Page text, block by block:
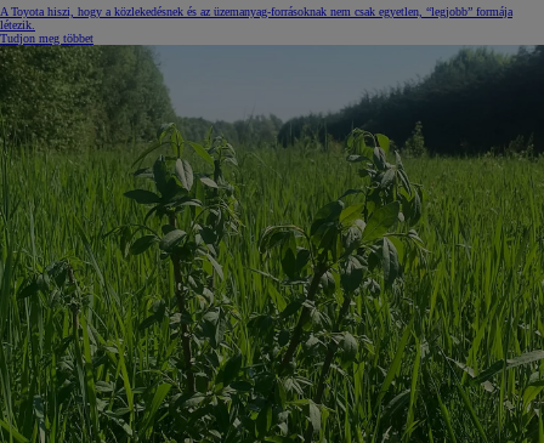
A Toyota hiszi, hogy a közlekedésnek és az üzemanyag-forrásoknak nem csak egyetlen, “legjobb” formája
létezik.
Tudjon meg többet